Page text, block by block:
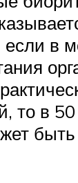
в
то в